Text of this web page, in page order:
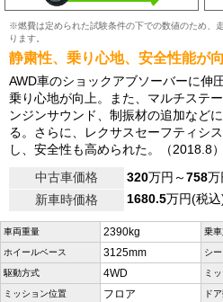
※燃費は定められた試験条件の下での数値のため、
ります。
静粛性、乗り心地、安全性能が
AWD車のショックアブソーバーに伸
乗り心地が向上。また、マルチステ
ンジンサウンド、制振材の追加など
る。さらに、レクサスセーフティシ
し、安全性も高められた。（2018.8）
中古車価格
320万円～758万
新車時価格
1680.5万円(税込
車両重量 2390kg 乗
ホイールベース 3125mm シ
駆動方式 4WD ミ
ミッション位置 フロア ド